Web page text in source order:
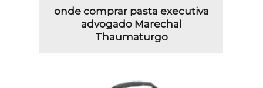
onde comprar pasta executiva
advogado Marechal
Thaumaturgo